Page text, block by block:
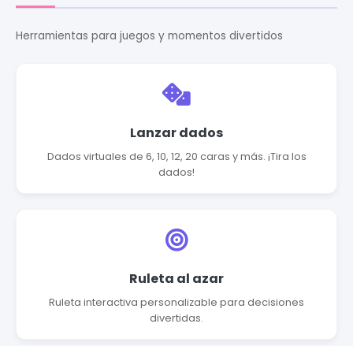
Herramientas para juegos y momentos divertidos
Lanzar dados
Dados virtuales de 6, 10, 12, 20 caras y más. ¡Tira los
dados!
Ruleta al azar
Ruleta interactiva personalizable para decisiones
divertidas.